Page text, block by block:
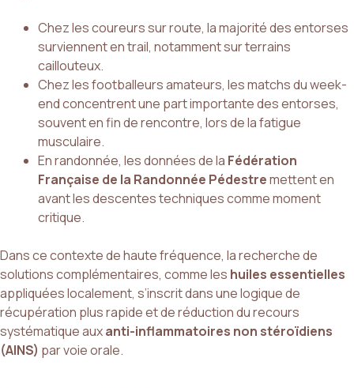
Chez les coureurs sur route, la majorité des entorses
surviennent en trail, notamment sur terrains
caillouteux.
Chez les footballeurs amateurs, les matchs du week-
end concentrent une part importante des entorses,
souvent en fin de rencontre, lors de la fatigue
musculaire.
En randonnée, les données de la Fédération
Française de la Randonnée Pédestremettent en
avant les descentes techniques comme moment
critique.
Dans ce contexte de haute fréquence, la recherche de
solutions complémentaires, comme les huiles essentielles
appliquées localement, s’inscrit dans une logique de
récupération plus rapide et de réduction du recours
systématique auxanti-inflammatoires non stéroïdiens
(AINS) par voie orale.